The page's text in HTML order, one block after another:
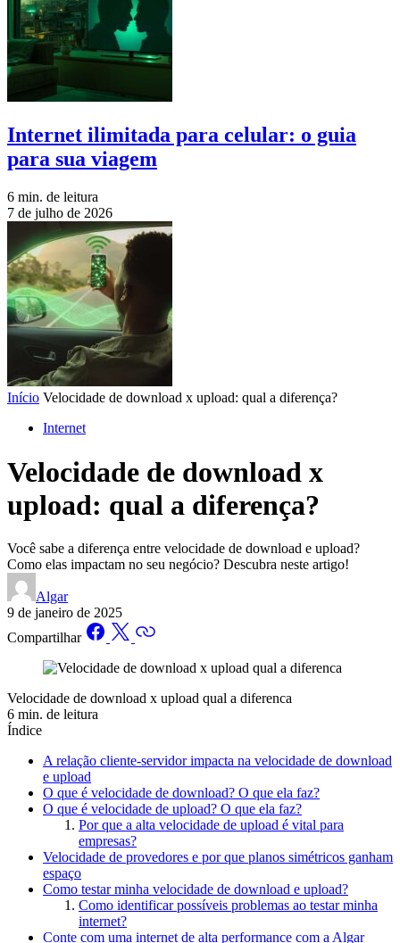
Internet ilimitada para celular: o guia
para sua viagem
6 min. de leitura
7 de julho de 2026
Início Velocidade de download x upload: qual a diferença?
Internet
Velocidade de download x
upload: qual a diferença?
Você sabe a diferença entre velocidade de download e upload?
Como elas impactam no seu negócio? Descubra neste artigo!
Algar
9 de janeiro de 2025
Compartilhar
Velocidade de download x upload qual a diferenca
6 min. de leitura
Índice
A relação cliente-servidor impacta na velocidade de download
e upload
O que é velocidade de download? O que ela faz?
O que é velocidade de upload? O que ela faz?
Por que a alta velocidade de upload é vital para
empresas?
Velocidade de provedores e por que planos simétricos ganham
espaço
Como testar minha velocidade de download e upload?
Como identificar possíveis problemas ao testar minha
internet?
Conte com uma internet de alta performance com a Algar